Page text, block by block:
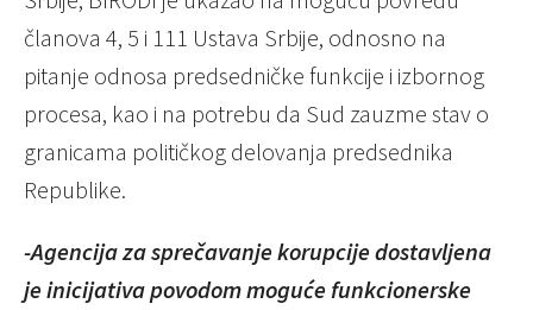
članova 4, 5 i 111 Ustava Srbije, odnosno na
pitanje odnosa predsedničke funkcije i izbornog
procesa, kao i na potrebu da Sud zauzme stav o
granicama političkog delovanja predsednika
Republike.
-Agencija za sprečavanje korupcijedostavljena
je inicijativa povodom moguće funkcionerske